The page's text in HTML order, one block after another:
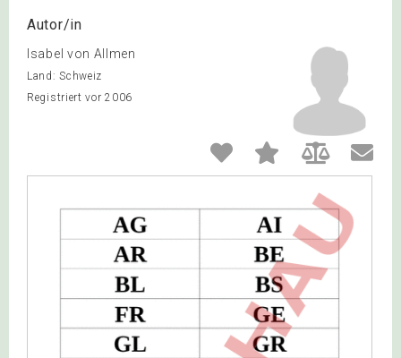
Autor/in
Isabel von Allmen
Land: Schweiz
Registriert vor 2006